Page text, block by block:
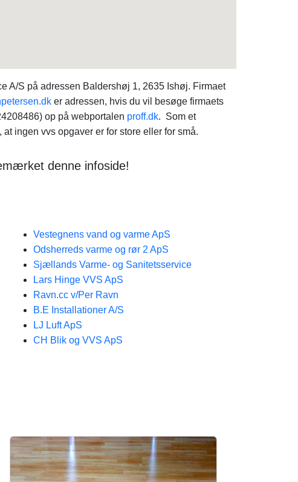
A/S på adressen Baldershøj 1, 2635 Ishøj. Firmaet
er adressen, hvis du vil besøge firmaets
op på webportalen proff.dk. Som et
ingen vvs opgaver er for store eller for små.
denne infoside!
Vestegnens vand og varme ApS
Odsherreds varme og rør 2 ApS
Sjællands Varme- og Sanitetsservice
Lars Hinge VVS ApS
Ravn.cc v/Per Ravn
B.E Installationer A/S
LJ Luft ApS
CH Blik og VVS ApS